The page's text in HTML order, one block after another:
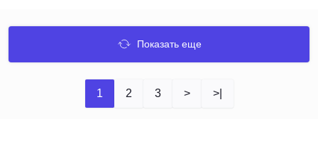
Показать еще
1 2 3 > >|